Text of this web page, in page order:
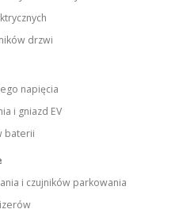
drzwi
napięcia
i gniazd EV
baterii
i czujników parkowania